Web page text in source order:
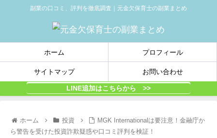
副業の口コミ、評判を徹底調査｜元金欠保育士の副業まとめ
ホーム プロフィール
サイトマップ お問い合わせ
LINE追加はこちらから >>
ホーム 投資
MGK Internationalは要注意！金融庁か
ら警告を受けた投資詐欺疑惑や口コミ評判を検証！